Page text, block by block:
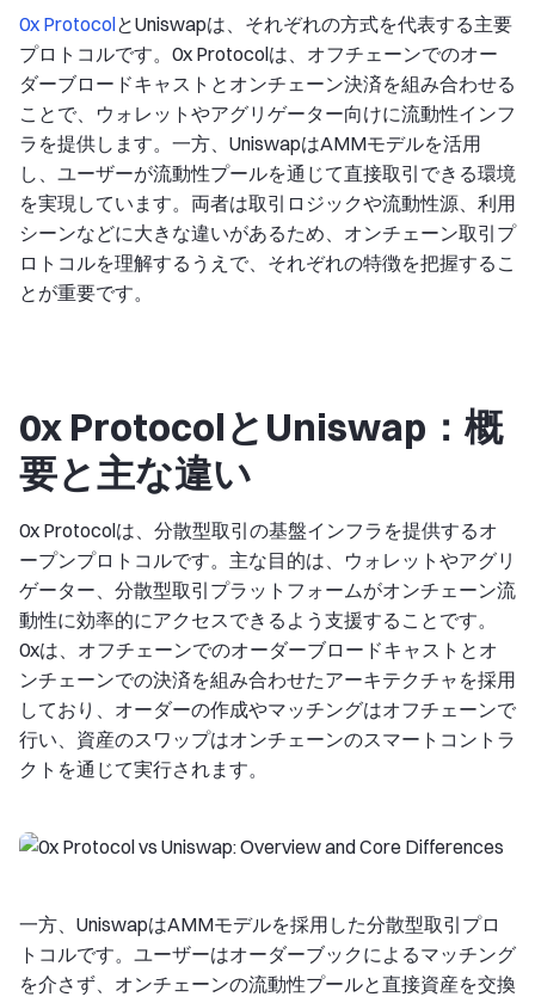
0x ProtocolとUniswapは、それぞれの方式を代表する主要
プロトコルです。0x Protocolは、オフチェーンでのオー
ダーブロードキャストとオンチェーン決済を組み合わせる
ことで、ウォレットやアグリゲーター向けに流動性インフ
ラを提供します。一方、UniswapはAMMモデルを活用
し、ユーザーが流動性プールを通じて直接取引できる環境
を実現しています。両者は取引ロジックや流動性源、利用
シーンなどに大きな違いがあるため、オンチェーン取引プ
ロトコルを理解するうえで、それぞれの特徴を把握するこ
とが重要です。
0x ProtocolとUniswap：概
要と主な違い
0x Protocolは、分散型取引の基盤インフラを提供するオ
ープンプロトコルです。主な目的は、ウォレットやアグリ
ゲーター、分散型取引プラットフォームがオンチェーン流
動性に効率的にアクセスできるよう支援することです。
0xは、オフチェーンでのオーダーブロードキャストとオ
ンチェーンでの決済を組み合わせたアーキテクチャを採用
しており、オーダーの作成やマッチングはオフチェーンで
行い、資産のスワップはオンチェーンのスマートコントラ
クトを通じて実行されます。
一方、UniswapはAMMモデルを採用した分散型取引プロ
トコルです。ユーザーはオーダーブックによるマッチング
を介さず、オンチェーンの流動性プールと直接資産を交換